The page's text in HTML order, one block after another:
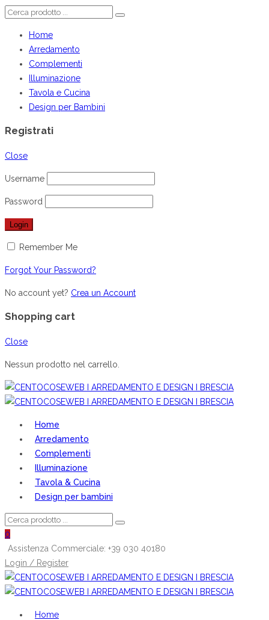
Home
Arredamento
Complementi
Illuminazione
Tavola e Cucina
Design per Bambini
Registrati
Close
Username
Password
Remember Me
Forgot Your Password?
No account yet? Crea un Account
Shopping cart
Close
Nessun prodotto nel carrello.
Home
Arredamento
Complementi
Illuminazione
Tavola & Cucina
Design per bambini
0
Assistenza Commerciale: +39 030 40180
Login / Register
Home